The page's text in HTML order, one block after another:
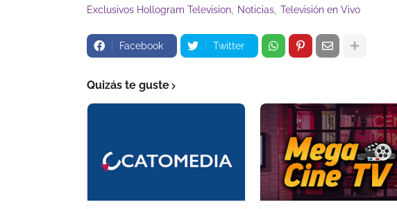
Exclusivos Hollogram Television
Noticias Televisión en Vivo
Facebook Twitter
Quizás te guste